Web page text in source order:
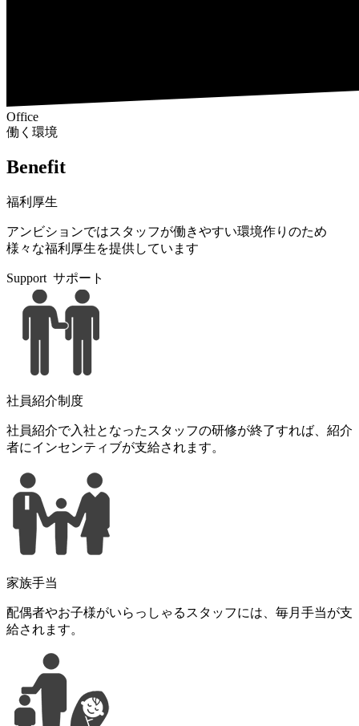
Office
働く環境
Benefit
福利厚生
アンビションではスタッフが働きやすい環境作りのため
様々な福利厚生を提供しています
Support サポート
社員紹介制度
社員紹介で入社となったスタッフの研修が終了すれば、紹介
者にインセンティブが支給されます。
家族手当
配偶者やお子様がいらっしゃるスタッフには、毎月手当が支
給されます。